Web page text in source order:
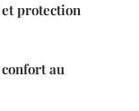
protection
au